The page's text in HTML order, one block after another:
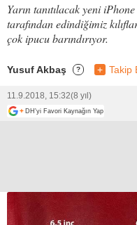
Yarın tanıtılacak yeni
tarafından edindiğimiz
çok ipucu barındırıyor.
Yusuf Akbaş ? + Takip
11.9.2018, 15:32(8 yıl)
+ DH'yi Favori Kaynağın Yap